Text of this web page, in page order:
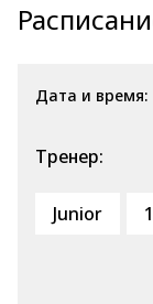
Дата и время:
Тренер:
Junior